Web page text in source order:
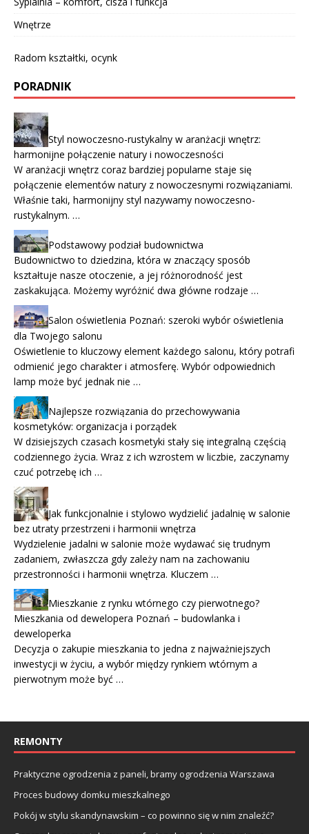
Wnętrze
Radom kształtki, ocynk
PORADNIK
Styl nowoczesno-rustykalny w aranżacji wnętrz:
harmonijne połączenie natury i nowoczesności
W aranżacji wnętrz coraz bardziej popularne staje się
połączenie elementów natury z nowoczesnymi rozwiązaniami.
Właśnie taki, harmonijny styl nazywamy nowoczesno-
rustykalnym. …
Podstawowy podział budownictwa
Budownictwo to dziedzina, która w znaczący sposób
kształtuje nasze otoczenie, a jej różnorodność jest
zaskakująca. Możemy wyróżnić dwa główne rodzaje …
Salon oświetlenia Poznań: szeroki wybór oświetlenia
dla Twojego salonu
Oświetlenie to kluczowy element każdego salonu, który potrafi
odmienić jego charakter i atmosferę. Wybór odpowiednich
lamp może być jednak nie …
Najlepsze rozwiązania do przechowywania
kosmetyków: organizacja i porządek
W dzisiejszych czasach kosmetyki stały się integralną częścią
codziennego życia. Wraz z ich wzrostem w liczbie, zaczynamy
czuć potrzebę ich …
Jak funkcjonalnie i stylowo wydzielić jadalnię w salonie
bez utraty przestrzeni i harmonii wnętrza
Wydzielenie jadalni w salonie może wydawać się trudnym
zadaniem, zwłaszcza gdy zależy nam na zachowaniu
przestronności i harmonii wnętrza. Kluczem …
Mieszkanie z rynku wtórnego czy pierwotnego?
Mieszkania od dewelopera Poznań – budowlanka i
deweloperka
Decyzja o zakupie mieszkania to jedna z najważniejszych
inwestycji w życiu, a wybór między rynkiem wtórnym a
pierwotnym może być …
REMONTY
Praktyczne ogrodzenia z paneli, bramy ogrodzenia Warszawa
Proces budowy domku mieszkalnego
Pokój w stylu skandynawskim – co powinno się w nim znaleźć?